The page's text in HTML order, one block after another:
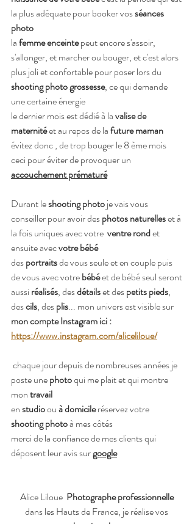
la plus adéquate pour booker vos séances
photo
la femme enceinte peut encore s'assoir,
s'allonger, et marcher ou bouger, et c'est alors
plus joli et confortable pour poser lors du
shooting photo grossesse, ce qui demande
une certaine énergie
le dernier mois est dédié à la valise de
maternité et au repos de la future maman
évitez donc , de trop bouger le 8 ème mois
ceci pour éviter de provoquer un
accouchement prématuré
Durant le shooting photo je vais vous
conseiller pour avoir des photos naturelles et à
la fois uniques avec votre
  ventre rond
et
ensuite avec votre bébé
des portraits de vous seule et en couple puis
de vous avec votre bébé et de bébé seul seront
aussi réalisés, des détails et des petits pieds,
des cils, des plis... mon univers est visible sur
mon compte Instagram ici :
https://www.instagram.com/aliceliloue/
poste une photo qui me plait et qui montre
mon travail
en studio ou à domicile réservez votre
shooting photo à mes côtés
merci de la confiance de mes clients qui
déposent leur avis sur google
Alice Liloue Photographe professionnelle
dans les Hauts de France, je réalise vos